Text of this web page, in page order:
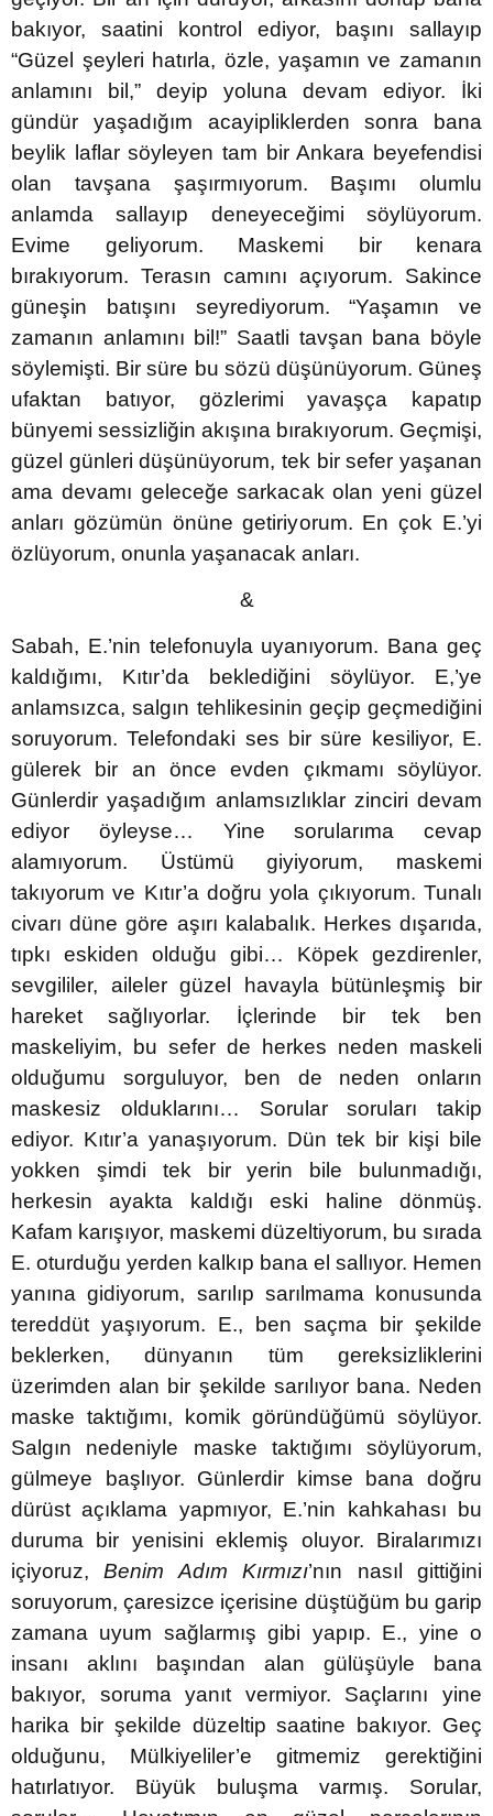
bakıyor, saatini kontrol ediyor, başını sallayıp
“Güzel şeyleri hatırla, özle, yaşamın ve zamanın
anlamını bil,” deyip yoluna devam ediyor. İki
gündür yaşadığım acayipliklerden sonra bana
beylik laflar söyleyen tam bir Ankara beyefendisi
olan tavşana şaşırmıyorum. Başımı olumlu
anlamda sallayıp deneyeceğimi söylüyorum.
Evime geliyorum. Maskemi bir kenara
bırakıyorum. Terasın camını açıyorum. Sakince
güneşin batışını seyrediyorum. “Yaşamın ve
zamanın anlamını bil!” Saatli tavşan bana böyle
söylemişti. Bir süre bu sözü düşünüyorum. Güneş
ufaktan batıyor, gözlerimi yavaşça kapatıp
bünyemi sessizliğin akışına bırakıyorum. Geçmişi,
güzel günleri düşünüyorum, tek bir sefer yaşanan
ama devamı geleceğe sarkacak olan yeni güzel
anları gözümün önüne getiriyorum. En çok E.’yi
özlüyorum, onunla yaşanacak anları.
&
Sabah, E.’nin telefonuyla uyanıyorum. Bana geç
kaldığımı, Kıtır’da beklediğini söylüyor. E,’ye
anlamsızca, salgın tehlikesinin geçip geçmediğini
soruyorum. Telefondaki ses bir süre kesiliyor, E.
gülerek bir an önce evden çıkmamı söylüyor.
Günlerdir yaşadığım anlamsızlıklar zinciri devam
ediyor öyleyse… Yine sorularıma cevap
alamıyorum. Üstümü giyiyorum, maskemi
takıyorum ve Kıtır’a doğru yola çıkıyorum. Tunalı
civarı düne göre aşırı kalabalık. Herkes dışarıda,
tıpkı eskiden olduğu gibi… Köpek gezdirenler,
sevgililer, aileler güzel havayla bütünleşmiş bir
hareket sağlıyorlar. İçlerinde bir tek ben
maskeliyim, bu sefer de herkes neden maskeli
olduğumu sorguluyor, ben de neden onların
maskesiz olduklarını… Sorular soruları takip
ediyor. Kıtır’a yanaşıyorum. Dün tek bir kişi bile
yokken şimdi tek bir yerin bile bulunmadığı,
herkesin ayakta kaldığı eski haline dönmüş.
Kafam karışıyor, maskemi düzeltiyorum, bu sırada
E. oturduğu yerden kalkıp bana el sallıyor. Hemen
yanına gidiyorum, sarılıp sarılmama konusunda
tereddüt yaşıyorum. E., ben saçma bir şekilde
beklerken, dünyanın tüm gereksizliklerini
üzerimden alan bir şekilde sarılıyor bana. Neden
maske taktığımı, komik göründüğümü söylüyor.
Salgın nedeniyle maske taktığımı söylüyorum,
gülmeye başlıyor. Günlerdir kimse bana doğru
dürüst açıklama yapmıyor, E.’nin kahkahası bu
duruma bir yenisini eklemiş oluyor. Biralarımızı
içiyoruz,Benim Adım Kırmızı’nın nasıl gittiğini
soruyorum, çaresizce içerisine düştüğüm bu garip
zamana uyum sağlarmış gibi yapıp. E., yine o
insanı aklını başından alan gülüşüyle bana
bakıyor, soruma yanıt vermiyor. Saçlarını yine
harika bir şekilde düzeltip saatine bakıyor. Geç
olduğunu, Mülkiyeliler’e gitmemiz gerektiğini
hatırlatıyor. Büyük buluşma varmış. Sorular,